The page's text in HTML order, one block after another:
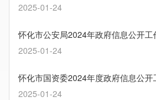
2025-01-24
怀化市公安局2024年政府信息公开工
2025-01-24
怀化市国资委2024年度政府信息公开
2025-01-24